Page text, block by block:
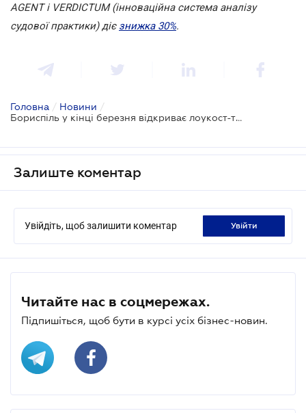
AGENT і VERDICTUM (інноваційна система аналізу
судової практики) діє знижка 30%.
Головна / Новини /
Бориспіль у кінці березня відкриває лоукост-термінал
Залиште коментар
Увійдіть, щоб залишити коментар увійти
Читайте нас в соцмережах.
Підпишіться, щоб бути в курсі усіх бізнес-новин.